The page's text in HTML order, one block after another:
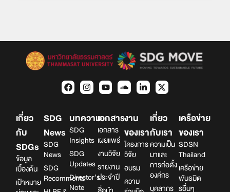
เกี่ยว
กับ
SDGs
ข้อมูล
เบื้องต้น
เป้าหมาย
SDG
News
SDG
News
SDG
Recomments
บทความ
SDG
Insights
SDG
Updates
Director’s
Note
เอกสาร
เอกสาร
เผยแพร่
งานวิจัย
รายงาน
ประจำปี
งาน
ของเรา
โครงการ
วิจัย
อบรม
ความ
เกี่ยว
กับเรา
ความเป็น
มาและ
การก่อตั้ง
องค์กร
บุคลากร
เครือข่าย
ของเรา
SDSN
Thailand
เครือข่าย
พันธมิต
รอื่นๆ